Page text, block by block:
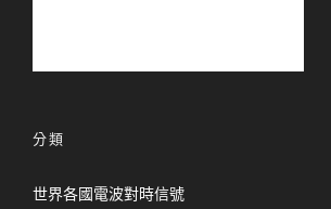
分類
世界各國電波對時信號